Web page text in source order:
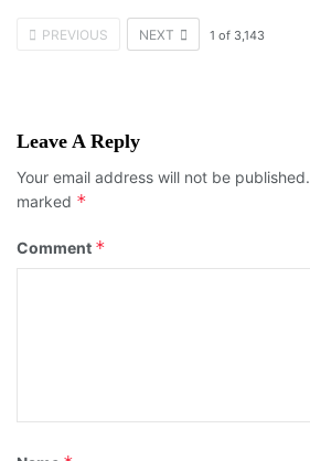
PREVIOUS NEXT 1 of 3,143
Leave A Reply
Your email address will not be published.
marked *
Comment *